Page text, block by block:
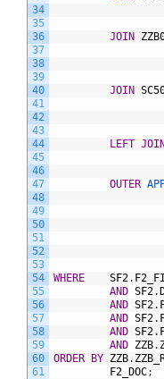
34
35
36
37
38
39
40
41
42
43
44
45
46
47
48
49
50
51
52
53
54
55
56
57
58
59
60
61
JOIN
JOIN
LEFT JOIN
OUTER
WHERE
SF2.
AND SF2.
AND SF2.
AND SF2.
AND SF2.
AND ZZB.
ORDER
BY ZZB.
F2_DOC;